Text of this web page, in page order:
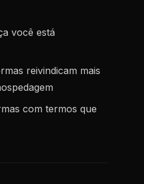
você está
reivindicam mais
com termos que